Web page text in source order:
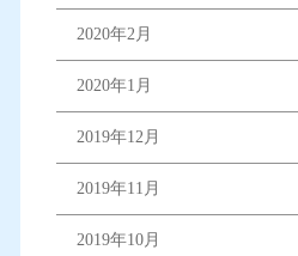
2020年2月
2020年1月
2019年12月
2019年11月
2019年10月